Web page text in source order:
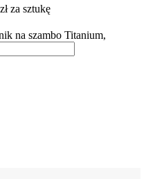
zł za sztukę
na szambo Titanium,